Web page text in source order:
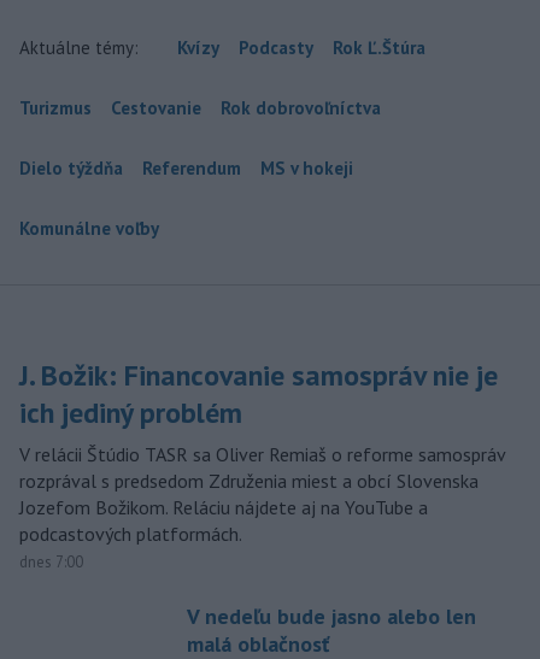
Aktuálne témy: Kvízy Podcasty Rok Ľ.Štúra
Turizmus Cestovanie Rok dobrovoľníctva
Dielo týždňa Referendum MS v hokeji
Komunálne voľby
J. Božik: Financovanie samospráv nie je
ich jediný problém
V relácii Štúdio TASR sa Oliver Remiaš o reforme samospráv
rozprával s predsedom Združenia miest a obcí Slovenska
Jozefom Božikom. Reláciu nájdete aj na YouTube a
podcastových platformách.
dnes 7:00
V nedeľu bude jasno alebo len
malá oblačnosť